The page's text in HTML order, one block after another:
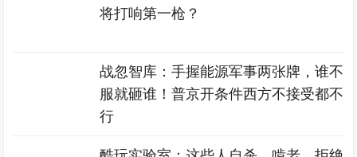
将打响第一枪？
战忽智库：手握能源军事两张牌，谁不
服就砸谁！普京开条件西方不接受都不
行